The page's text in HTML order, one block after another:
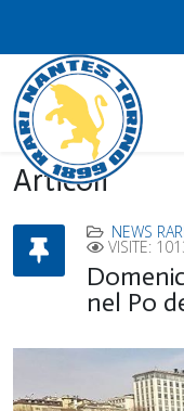
Articoli
NEWS
VISITE:
nel Po